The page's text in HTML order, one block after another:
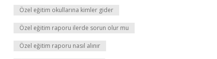
Özel eğitim okullarına kimler gider
Özel eğitim raporu ilerde sorun olur mu
Özel eğitim raporu nasıl alınır